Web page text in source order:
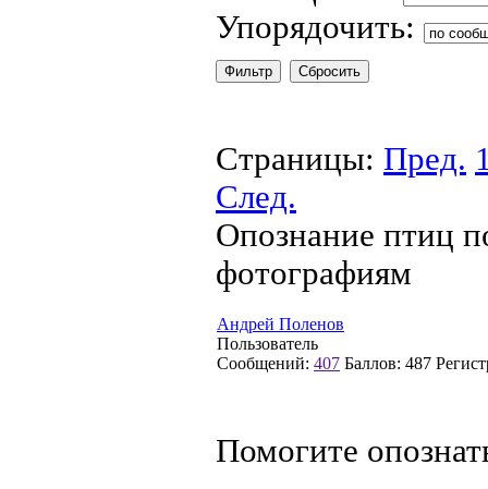
Упорядочить:
Страницы: Пред.
След.
Опознание птиц
фотографиям
Андрей Поленов
Пользователь
Сообщений: 407 Баллов: 487
Помогите